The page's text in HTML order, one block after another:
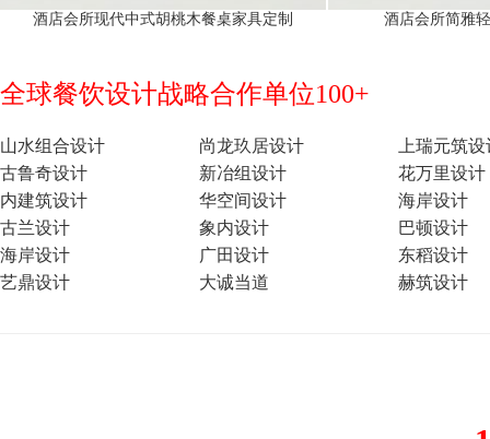
酒店会所现代中式胡桃木餐桌家具定制 酒店会所简雅
全球餐饮设计战略合作单位100+
山水组合设计 尚龙玖居设计
上瑞元筑
古鲁奇设计
新冶组设计
花万里设计
内建筑设计
华空间设计
海岸设计
古兰设计
象内设计
巴顿设计
海岸设计
广田设计
东稻设计
艺鼎设计
大诚当道 赫筑设计